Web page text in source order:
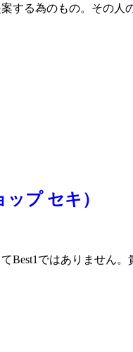
する為のもの。その
プ セキ）
ではありません